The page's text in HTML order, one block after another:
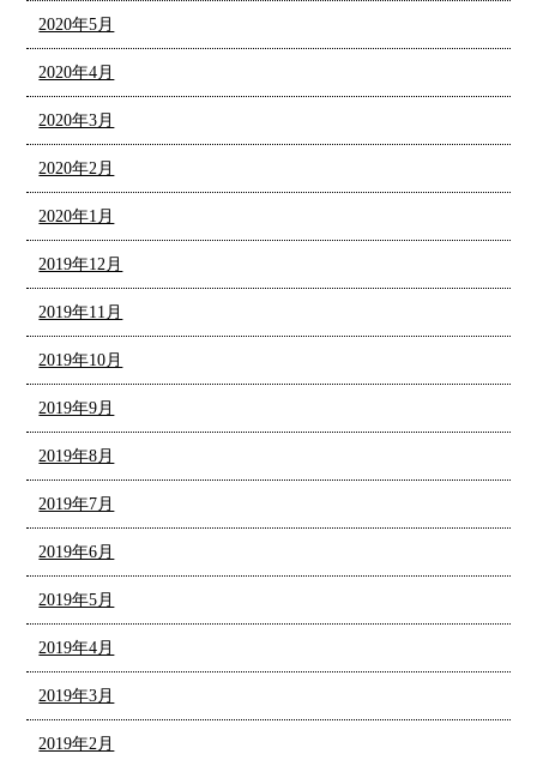
2020年5月
2020年4月
2020年3月
2020年2月
2020年1月
2019年12月
2019年11月
2019年10月
2019年9月
2019年8月
2019年7月
2019年6月
2019年5月
2019年4月
2019年3月
2019年2月